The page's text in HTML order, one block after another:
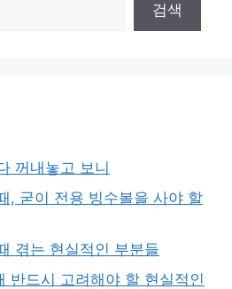
검색
꺼내놓고 보니
, 굳이 전용 빙수볼을 사야 할
겪는 현실적인 부분들
반드시 고려해야 할 현실적인